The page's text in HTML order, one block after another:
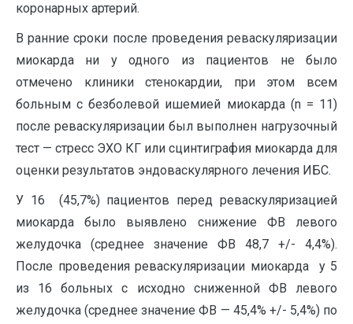
коронарных артерий.
В ранние сроки после проведения реваскуляризации
миокарда ни у одного из пациентов не было
отмечено клиники стенокардии, при этом всем
больным с безболевой ишемией миокарда (n = 11)
после реваскуляризации был выполнен нагрузочный
тест — стресс ЭХО КГ или сцинтиграфия миокарда для
оценки результатов эндоваскулярного лечения ИБС.
У 16 (45,7%) пациентов перед реваскуляризацией
миокарда было выявлено снижение ФВ левого
желудочка (среднее значение ФВ 48,7 +/- 4,4%).
После проведения реваскуляризации миокарда у 5
из 16 больных с исходно сниженной ФВ левого
желудочка (среднее значение ФВ — 45,4% +/- 5,4%) по